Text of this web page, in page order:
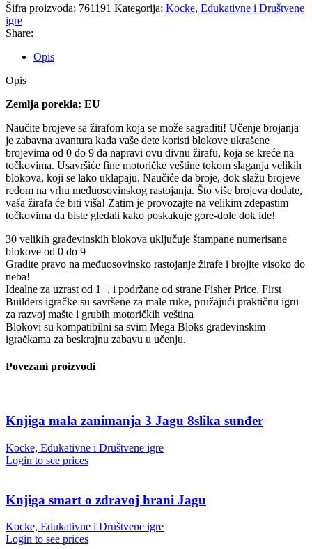
Šifra proizvoda: 761191 Kategorija: Kocke, Edukativne i Društvene
igre
Share:
Opis
Opis
Zemlja porekla: EU
Naučite brojeve sa žirafom koja se može sagraditi! Učenje brojanja
je zabavna avantura kada vaše dete koristi blokove ukrašene
brojevima od 0 do 9 da napravi ovu divnu žirafu, koja se kreće na
točkovima. Usavršiće fine motoričke veštine tokom slaganja velikih
blokova, koji se lako uklapaju. Naučiće da broje, dok slažu brojeve
redom na vrhu međuosovinskog rastojanja. Što više brojeva dodate,
vaša žirafa će biti viša! Zatim je provozajte na velikim zdepastim
točkovima da biste gledali kako poskakuje gore-dole dok ide!
30 velikih građevinskih blokova uključuje štampane numerisane
blokove od 0 do 9
Gradite pravo na međuosovinsko rastojanje žirafe i brojite visoko do
neba!
Idealne za uzrast od 1+, i podržane od strane Fisher Price, First
Builders igračke su savršene za male ruke, pružajući praktičnu igru
za razvoj mašte i grubih motoričkih veština
Blokovi su kompatibilni sa svim Mega Bloks građevinskim
igračkama za beskrajnu zabavu u učenju.
Povezani proizvodi
Knjiga mala zanimanja 3 Jagu 8slika sunđer
Kocke, Edukativne i Društvene igre
Login to see prices
Knjiga smart o zdravoj hrani Jagu
Kocke, Edukativne i Društvene igre
Login to see prices